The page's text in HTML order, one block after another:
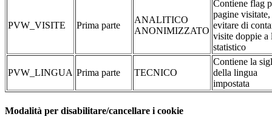
PVW_VISITE Prima parte
ANALITICO
ANONIMIZZATO
Contiene flag
pagine visitate,
evitare di
visite doppie a
statistico
PVW_LINGUA Prima parte TECNICO
Contiene la
della lingua
impostata
Modalità per disabilitare/cancellare i cookie